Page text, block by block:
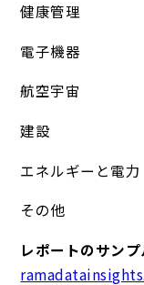
健康管理
電子機器
航空宇宙
建設
エネルギーと電力
その他
レポートのサン